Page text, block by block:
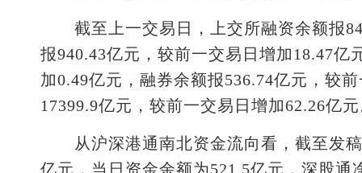
截至上一交易日，上交所融资余额报
报940.43亿元，较前一交易日增加18.47
加0.49亿元，融券余额报536.74亿元，较
17399.9亿元，较前一交易日增加62.26亿
从沪深港通南北资金流向看，截至发稿
亿元，当日资金余额为521.5亿元，深股通